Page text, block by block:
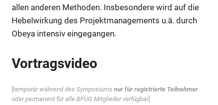
allen anderen Methoden. Insbesondere wird auf die
Hebelwirkung des Projektmanagements u.ä. durch
Obeya intensiv eingegangen.
Vortragsvideo
[temporär während des Symposiums nur für registrierte Teilnehmer
oder permanent für alle BPUG Mitglieder verfügbar]